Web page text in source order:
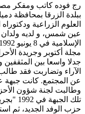
ببلدة الزرقا بمحافظة
العلوم الزراعية
عين شمس، و لديه ولدان
مجلة أكتوبر وجريدة
جدلا واسعا بين
الآراء وتضاربت فقد
عن المجتمع. كانت جبهة
وطالبت لجنة شؤون
تلك
حزب الوفد الجديد، ثم